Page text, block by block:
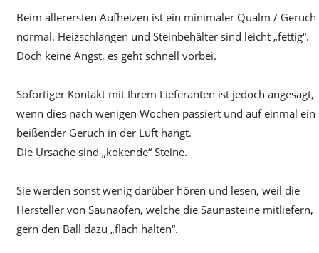
Beim allerersten Aufheizen ist ein minimaler Qualm / Geruch
normal. Heizschlangen und Steinbehälter sind leicht „fettig“.
Doch keine Angst, es geht schnell vorbei.
Sofortiger Kontakt mit Ihrem Lieferanten ist jedoch angesagt,
wenn dies nach wenigen Wochen passiert und auf einmal ein
beißender Geruch in der Luft hängt.
Die Ursache sind „kokende“ Steine.
Sie werden sonst wenig darüber hören und lesen, weil die
Hersteller von Saunaöfen, welche die Saunasteine mitliefern,
gern den Ball dazu „flach halten“.